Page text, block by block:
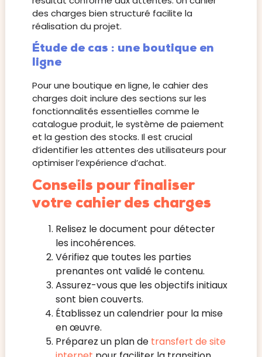
des charges bien structuré facilite la
réalisation du projet.
Étude de cas : une boutique en
ligne
Pour une boutique en ligne, le cahier des
charges doit inclure des sections sur les
fonctionnalités essentielles comme le
catalogue produit, le système de paiement
et la gestion des stocks. Il est crucial
d’identifier les attentes des utilisateurs pour
optimiser l’expérience d’achat.
Conseils pour finaliser
votre cahier des charges
Relisez le document pour détecter
les incohérences.
Vérifiez que toutes les parties
prenantes ont validé le contenu.
Assurez-vous que les objectifs initiaux
sont bien couverts.
Établissez un calendrier pour la mise
en œuvre.
Préparez un plan de transfert de site